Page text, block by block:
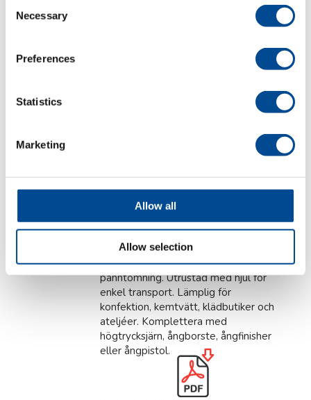
Selection
Necessary
Preferences
Statistics
Marketing
Allow all
Allow selection
Industriell ånggenerator
Finns i olika modeller och med
anslutning för ett eller fler
ångstrykjärn beroende på effekt -
från 2,5kW upp till 6kW. Alla
funktioner är elektroniskt styrda.
Levereras med en 20 liters
vattentank och en servicetank för
panntömning. Utrustad med hjul för
enkel transport. Lämplig för
konfektion, kemtvätt, klädbutiker och
ateljéer. Komplettera med
högtrycksjärn, ångborste, ångfinisher
eller ångpistol.